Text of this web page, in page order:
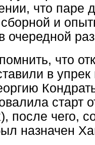
что паре
и
очередной
что
в
старт
после чего,
назначен